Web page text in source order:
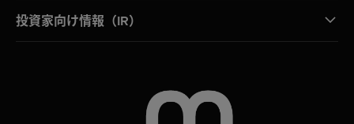
投資家向け情報（IR）